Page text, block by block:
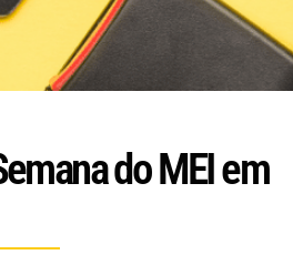
do MEI em